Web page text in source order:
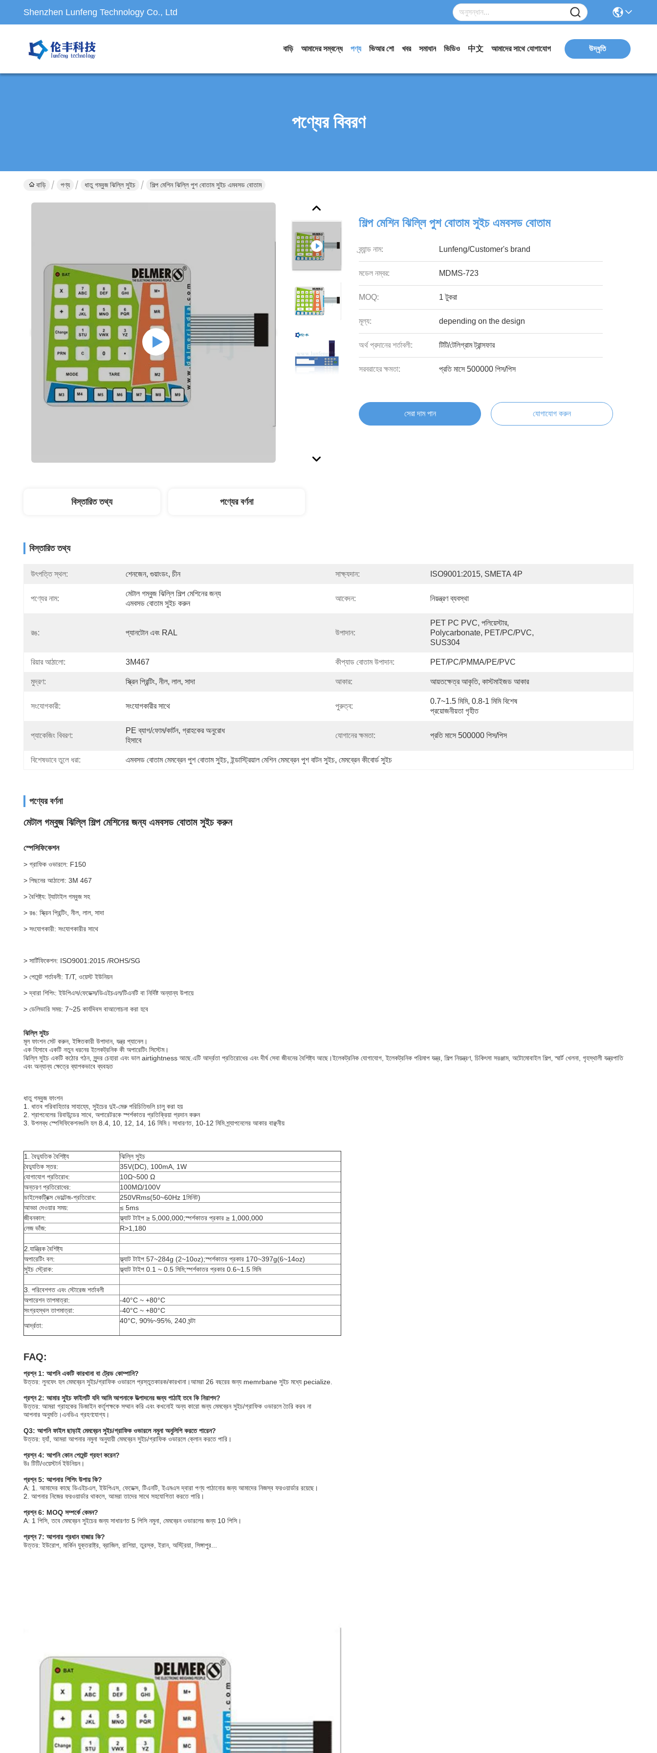
Shenzhen Lunfeng Technology Co., Ltd
বাড়ি আমাদের সম্বন্ধে পণ্য ভিআর শো খবর সমাধান ভিডিও 中文 আমাদের সাথে যোগাযোগ উদ্ধৃতি
পণ্যের বিবরণ
বাড়ি পণ্য ধাতু গম্বুজ ঝিল্লি সুইচ শিল্প মেশিন ঝিল্লি পুশ বোতাম সুইচ এমবসড বোতাম
শিল্প মেশিন ঝিল্লি পুশ বোতাম সুইচ এমবসড বোতাম
ব্র্যান্ড নাম: Lunfeng/Customer's brand
মডেল নম্বর: MDMS-723
MOQ: 1 টুকরা
মূল্য: depending on the design
অর্থ প্রদানের শর্তাবলী: টিটি/টেলিগ্রাম ট্রান্সফার
সরবরাহের ক্ষমতা: প্রতি মাসে 500000 পিস/পিস
সেরা দাম পান যোগাযোগ করুন
বিস্তারিত তথ্য পণ্যের বর্ণনা
বিস্তারিত তথ্য
উৎপত্তি স্থল: শেনজেন, গুয়াংডং, চীন সাক্ষ্যদান: ISO9001:2015, SMETA 4P
পণ্যের নাম:
মেটাল গম্বুজ ঝিল্লি শিল্প মেশিনের জন্য
এমবসড বোতাম সুইচ করুন
আবেদন: নিয়ন্ত্রণ ব্যবস্থা
রঙ: প্যানটোন এবং RAL উপাদান:
PET PC PVC, পলিয়েস্টার,
Polycarbonate, PET/PC/PVC,
SUS304
রিয়ার আঠালো: 3M467 কীপ্যাড বোতাম উপাদান: PET/PC/PMMA/PE/PVC
মুদ্রণ: স্ক্রিন প্রিন্টিং, নীল, লাল, সাদা আকার: আয়তক্ষেত্র আকৃতি, কাস্টমাইজড আকার
সংযোগকারী: সংযোগকারীর সাথে পুরুত্ব:
0.7~1.5 মিমি, 0.8-1 মিমি বিশেষ
প্রয়োজনীয়তা গৃহীত
প্যাকেজিং বিবরণ:
PE ব্যাগ/ফোম/কার্টন, গ্রাহকের অনুরোধ
হিসাবে
যোগানের ক্ষমতা: প্রতি মাসে 500000 পিস/পিস
বিশেষভাবে তুলে ধরা: এমবসড বোতাম মেমব্রেন পুশ বোতাম সুইচ, ইন্ডাস্ট্রিয়াল মেশিন মেমব্রেন পুশ বাটন সুইচ, মেমব্রেন কীবোর্ড সুইচ
পণ্যের বর্ণনা
মেটাল গম্বুজ ঝিল্লি শিল্প মেশিনের জন্য এমবসড বোতাম সুইচ করুন
স্পেসিফিকেশন
> গ্রাফিক ওভারলে: F150
> পিছনের আঠালো: 3M 467
> বৈশিষ্ট্য: ট্যাটাইল গম্বুজ সহ
> রঙ: স্ক্রিন প্রিন্টিং, নীল, লাল, সাদা
> সংযোগকারী: সংযোগকারীর সাথে
> সার্টিফিকেশন: ISO9001:2015 /ROHS/SG
> পেমেন্ট শর্তাবলী: T/T, ওয়েস্ট ইউনিয়ন
> দ্বারা শিপিং: ইউপিএস/ফেডেক্স/ডিএইচএল/টিএনটি বা নির্দিষ্ট অন্যান্য উপায়ে
> ডেলিভারি সময়: 7~25 কার্যদিবস বাআলোচনা করা হবে
ঝিল্লি সুইচ
মূল ফাংশন সেট করুন, ইঙ্গিতকারী উপাদান, যন্ত্র প্যানেল।
এক হিসাবে একটি নতুন ধরনের ইলেকট্রনিক কী অপারেটিং সিস্টেম।
ঝিল্লি সুইচ একটি কঠোর গঠন, সুন্দর চেহারা এবং ভাল airtightness আছে.এটি আর্দ্রতা প্রতিরোধের এবং দীর্ঘ সেবা জীবনের বৈশিষ্ট্য আছে।ইলেকট্রনিক যোগাযোগ, ইলেকট্রনিক পরিমাপ যন্ত্র, শিল্প নিয়ন্ত্রণ, চিকিৎসা সরঞ্জাম, অটোমোবাইল শিল্প, স্মার্ট খেলনা, গৃহস্থালী যন্ত্রপাতি
এবং অন্যান্য ক্ষেত্রে ব্যাপকভাবে ব্যবহৃত
ধাতু গম্বুজ ফাংশন
1. ধাতব পরিবাহিতার সাহায্যে, সুইচের দুই-মেরু পরিচিতিগুলি চালু করা হয়
2. শ্রাপনেলের রিবাউন্ডের সাথে, অপারেটরকে স্পর্শকাতর প্রতিক্রিয়া প্রদান করুন
3. উপলব্ধ স্পেসিফিকেশনগুলি হল 8.4, 10, 12, 14, 16 মিমি। সাধারণত, 10-12 মিমি শ্র্যাপনেলের আকার বাঞ্ছনীয়
1. বৈদ্যুতিক বৈশিষ্ট্য
ঝিল্লি সুইচ
বৈদ্যুতিক স্তর:
35V(DC), 100mA, 1W
যোগাযোগ প্রতিরোধ:
10Ω~500 Ω
অন্তরণ প্রতিরোধের:
100MΩ/100V
ডাইলেকট্রিক্স ভোল্টেজ-প্রতিরোধ:
250VRms(50~60Hz 1মিনিট)
আড্ডা দেওয়ার সময়:
≤ 5ms
জীবনকাল:
ফ্ল্যাট টাইপ ≥ 5,000,000;স্পর্শকাতর প্রকার ≥ 1,000,000
লেজ ভাঁজ:
R>1,180
2.যান্ত্রিক বৈশিষ্ট্য
অপারেটিং বল:
ফ্ল্যাট টাইপ 57~284g (2~10oz);স্পর্শকাতর প্রকার 170~397g(6~14oz)
সুইচ স্ট্রোক:
ফ্ল্যাট টাইপ 0.1 ~ 0.5 মিমি;স্পর্শকাতর প্রকার 0.6~1.5 মিমি
3. পরিবেশগত এবং স্টোরেজ শর্তাবলী
অপারেশন তাপমাত্রা:
-40°C ~ +80°C
সংগ্রহস্থল তাপমাত্রা:
-40°C ~ +80°C
আর্দ্রতা:
40°C, 90%~95%, 240 ঘন্টা
FAQ:
প্রশ্ন 1: আপনি একটি কারখানা বা ট্রেড কোম্পানি?
উত্তর: লুনফেং হল মেমব্রেন সুইচ/গ্রাফিক ওভারলে প্রস্তুতকারক/কারখানা।আমরা 26 বছরের জন্য memrbane সুইচ মধ্যে pecialize.
প্রশ্ন 2: আমার সুইচ ফাইলটি যদি আমি আপনাকে উত্পাদনের জন্য পাঠাই তবে কি নিরাপদ?
উত্তর: আমরা গ্রাহকের ডিজাইন কর্তৃপক্ষকে সম্মান করি এবং কখনোই অন্য কারো জন্য মেমব্রেন সুইচ/গ্রাফিক ওভারলে তৈরি করব না
আপনার অনুমতি।এনডিএ গ্রহণযোগ্য।
Q3: আপনি ফাইল ছাড়াই মেমব্রেন সুইচ/গ্রাফিক ওভারলে নমুনা অনুলিপি করতে পারেন?
উত্তর: হ্যাঁ, আমরা আপনার নমুনা অনুযায়ী মেমব্রেন সুইচ/গ্রাফিক ওভারলে ক্লোন করতে পারি।
প্রশ্ন 4: আপনি কোন পেমেন্ট গ্রহণ করেন?
উঃ টিটি/ওয়েস্টার্ন ইউনিয়ন।
প্রশ্ন 5: আপনার শিপিং উপায় কি?
A: 1. আমাদের কাছে ডিএইচএল, ইউপিএস, ফেডেক্স, টিএনটি, ইএমএস দ্বারা পণ্য পাঠানোর জন্য আমাদের নিজস্ব ফরওয়ার্ডার রয়েছে।
2. আপনার নিজের ফরওয়ার্ডার থাকলে, আমরা তাদের সাথে সহযোগিতা করতে পারি।
প্রশ্ন 6: MOQ সম্পর্কে কেমন?
A: 1 পিসি, তবে মেমব্রেন সুইচের জন্য সাধারণত 5 পিসি নমুনা, মেমব্রেন ওভারলের জন্য 10 পিসি।
প্রশ্ন 7: আপনার প্রধান বাজার কি?
উত্তর: ইউরোপ, মার্কিন যুক্তরাষ্ট্র, ব্রাজিল, রাশিয়া, তুরস্ক, ইরান, অস্ট্রিয়া, সিঙ্গাপুর...